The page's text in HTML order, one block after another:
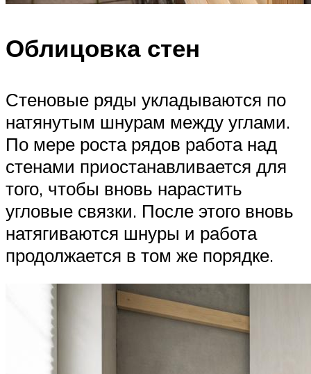
Облицовка стен
Стеновые ряды укладываются по
натянутым шнурам между углами.
По мере роста рядов работа над
стенами приостанавливается для
того, чтобы вновь нарастить
угловые связки. После этого вновь
натягиваются шнуры и работа
продолжается в том же порядке.